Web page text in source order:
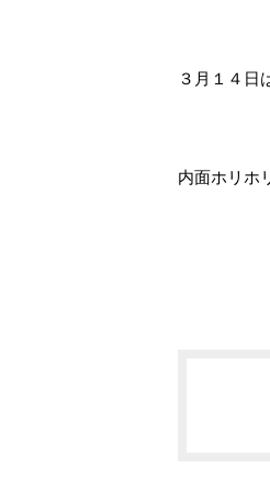
３月１４日
内面ホリホ